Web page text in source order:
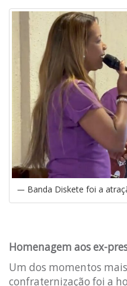
Banda Diskete foi a
Homenagem aos ex-
Um dos momentos
confraternização foi a